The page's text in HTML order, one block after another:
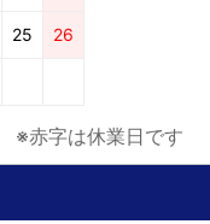
25 26
※赤字は休業日です